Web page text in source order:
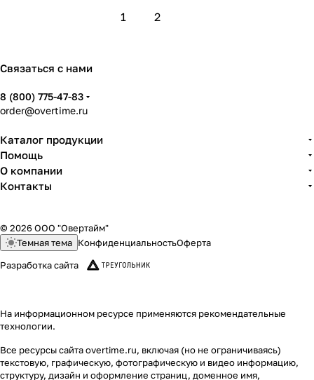
1 2
Связаться с нами
8 (800) 775-47-83
order@overtime.ru
Каталог продукции
Помощь
О компании
Контакты
© 2026 ООО "Овертайм"
Темная тема КонфиденциальностьОферта
Разработка сайта
На информационном ресурсе применяются рекомендательные
технологии.
Все ресурсы сайта overtime.ru, включая (но не ограничиваясь)
текстовую, графическую, фотографическую и видео информацию,
структуру, дизайн и оформление страниц, доменное имя,